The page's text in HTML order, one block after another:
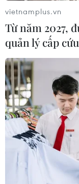
TIN CÙNG
Trung Quốc áp
giá tạm thời với
10/08/2026 15:26
Các hãng dược
trăm tỷ USD để
vietnamplus.vn
Từ năm 2027,
quản lý cấp